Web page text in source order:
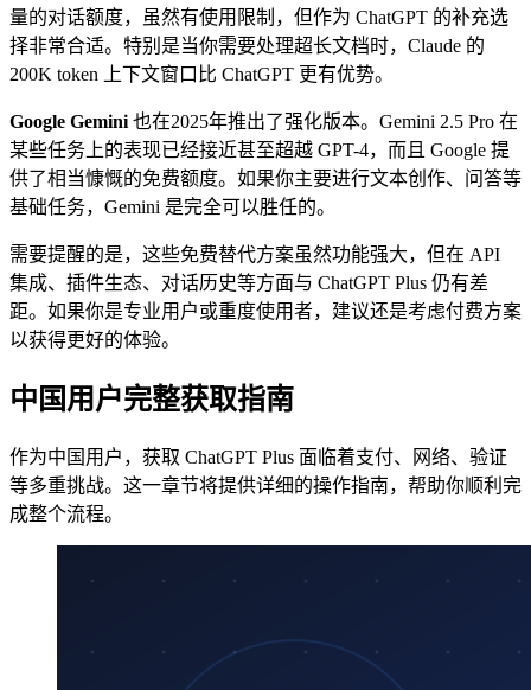
量的对话额度，虽然有使用限制，但作为 ChatGPT 的补充选
择非常合适。特别是当你需要处理超长文档时，Claude 的
200K token 上下文窗口比 ChatGPT 更有优势。
Google Gemini 也在2025年推出了强化版本。Gemini 2.5 Pro 在
某些任务上的表现已经接近甚至超越 GPT-4，而且 Google 提
供了相当慷慨的免费额度。如果你主要进行文本创作、问答等
基础任务，Gemini 是完全可以胜任的。
需要提醒的是，这些免费替代方案虽然功能强大，但在 API
集成、插件生态、对话历史等方面与 ChatGPT Plus 仍有差
距。如果你是专业用户或重度使用者，建议还是考虑付费方案
以获得更好的体验。
中国用户完整获取指南
作为中国用户，获取 ChatGPT Plus 面临着支付、网络、验证
等多重挑战。这一章节将提供详细的操作指南，帮助你顺利完
成整个流程。